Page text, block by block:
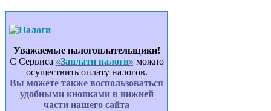
Уважаемые налогоплательщики!
С Сервиса «Заплати налоги» можно
осуществить оплату налогов.
Вы можете также воспользоваться
удобными кнопками в нижней
части нашего сайта